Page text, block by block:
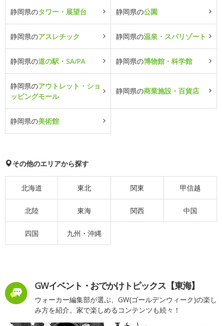
静岡県のタワー・展望台 静岡県の公園
静岡県のアスレチック 静岡県の温泉・スパリゾート
静岡県の道の駅・SA/PA 静岡県の博物館・科学館
静岡県のアウトレット・ショ
ッピングモール
静岡県の商業施設・百貨店
静岡県の美術館
その他のエリアから探す
北海道 東北 関東 甲信越
北陸 東海 関西 中国
四国 九州・沖縄
GWイベント・おでかけトピックス【東海】
ウォーカー編集部が選ぶ、GW(ゴールデンウィーク)の楽し
み方を紹介。家で楽しめるコンテンツも続々！